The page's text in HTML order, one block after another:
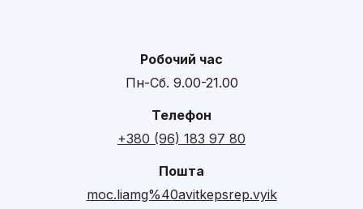
Робочий час
Пн-Сб. 9.00-21.00
Телефон
+380 (96) 183 97 80
Пошта
moc.liamg%40avitkepsrep.vyik